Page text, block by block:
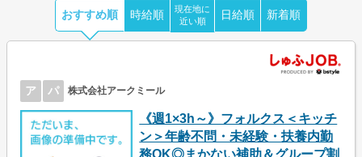
おすすめ順 時給順
現在地に
近い順
日給順 新着順
ア パ 株式会社アークミール
《週1×3h～》フォルクス＜キッチ
ン＞年齢不問・未経験・扶養内勤
務OK◎まかない補助＆グループ割